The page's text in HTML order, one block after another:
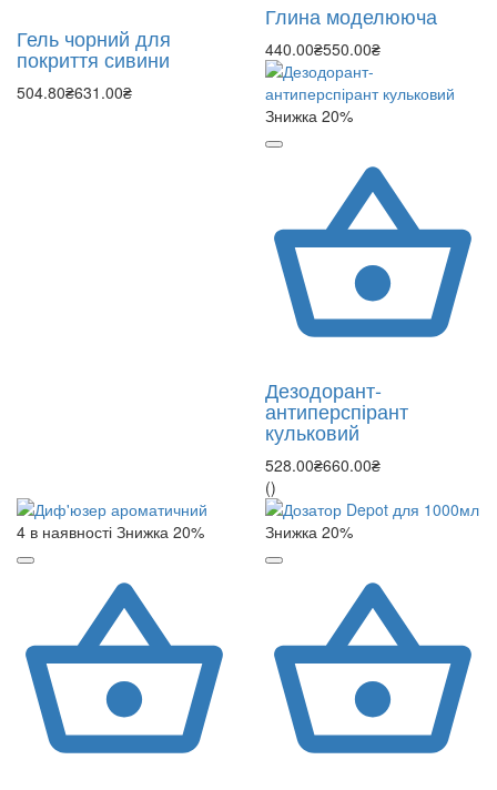
Гель чорний для
покриття сивини
504.80₴631.00₴
Глина моделююча
440.00₴550.00₴
Знижка 20%
Дезодорант-
антиперспірант
кульковий
528.00₴660.00₴
()
4 в наявності Знижка 20% Знижка 20%